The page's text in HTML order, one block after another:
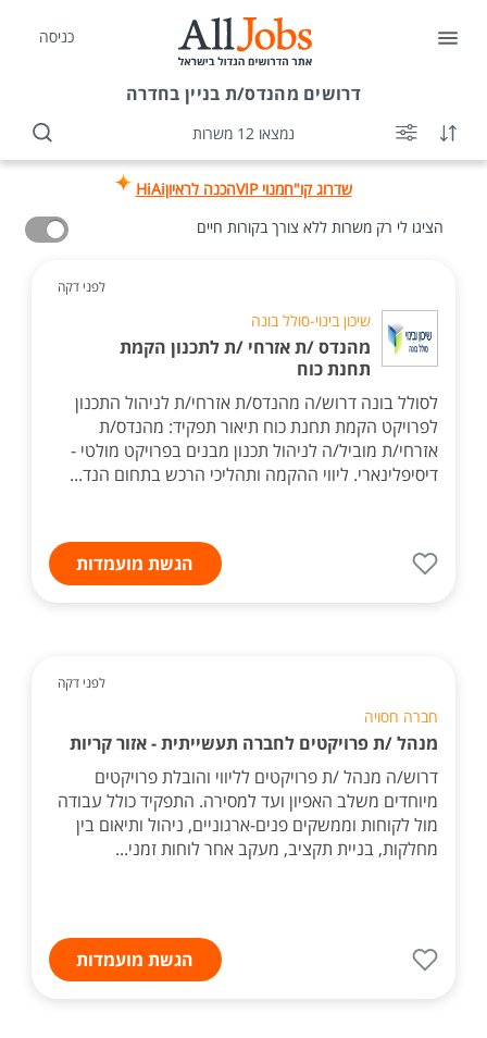
כניסה
דרושים מהנדס/ת בניין בחדרה
נמצאו 12 משרות
שדרוג קו"חמנוי VIP הכנה לראיוןHiAi
הציגו לי רק משרות ללא צורך בקורות חיים
לפני דקה
שיכון בינוי-סולל בונה
מהנדס /ת אזרחי /ת לתכנון הקמת
תחנת כוח
לסולל בונה דרוש/ה מהנדס/ת אזרחי/ת לניהול התכנון
לפרויקט הקמת תחנת כוח תיאור תפקיד: מהנדס/ת
אזרחי/ת מוביל/ה לניהול תכנון מבנים בפרויקט מולטי -
דיסיפלינארי. ליווי ההקמה ותהליכי הרכש בתחום הנד...
הגשת מועמדות
לפני דקה
חברה חסויה
מנהל /ת פרויקטים לחברה תעשייתית - אזור קריות
דרוש/ה מנהל /ת פרויקטים לליווי והובלת פרויקטים
מיוחדים משלב האפיון ועד למסירה. התפקיד כולל עבודה
מול לקוחות וממשקים פנים-ארגוניים, ניהול ותיאום בין
מחלקות, בניית תקציב, מעקב אחר לוחות זמני...
הגשת מועמדות